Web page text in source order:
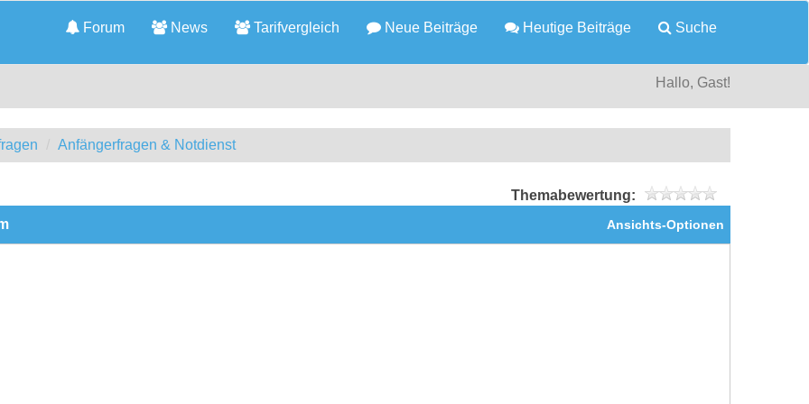
Forum News Tarifvergleich Neue Beiträge Heutige Beiträge Suche
Hallo, Gast!
Anfängerfragen & Notdienst
Themabewertung:
Ansichts-Optionen